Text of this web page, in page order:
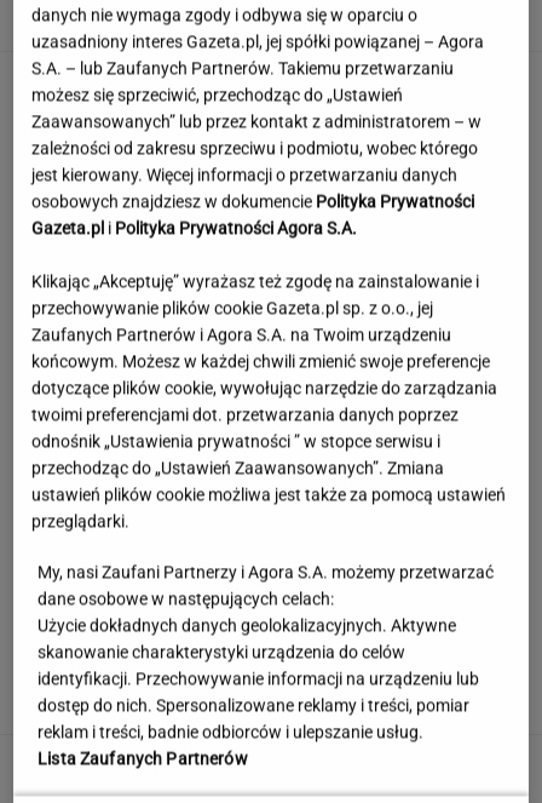
TOMASZ OKUROWSKI
Rolnik zaorał nowy asfalt za 400 tys. zł.
Wcześniej rozwalał krawężniki
Wystarczy jedno spojrzenie i już wiadomo. Po
tym poznasz turystę we Włoszech
Takiego meczu Świątek nie miała
od dawna. Sukces większy niż się wydaje
danych nie wymaga zgody i odbywa się w oparciu o
uzasadniony interes Gazeta.pl, jej spółki powiązanej – Agora
S.A. – lub Zaufanych Partnerów. Takiemu przetwarzaniu
możesz się sprzeciwić, przechodząc do „Ustawień
Zaawansowanych” lub przez kontakt z administratorem – w
zależności od zakresu sprzeciwu i podmiotu, wobec którego
jest kierowany. Więcej informacji o przetwarzaniu danych
osobowych znajdziesz w dokumencie Polityka Prywatności
Gazeta.pl i Polityka Prywatności Agora S.A.
Klikając „Akceptuję” wyrażasz też zgodę na zainstalowanie i
przechowywanie plików cookie Gazeta.pl sp. z o.o., jej
Zaufanych Partnerów i Agora S.A. na Twoim urządzeniu
końcowym. Możesz w każdej chwili zmienić swoje preferencje
dotyczące plików cookie, wywołując narzędzie do zarządzania
twoimi preferencjami dot. przetwarzania danych poprzez
odnośnik „Ustawienia prywatności ” w stopce serwisu i
przechodząc do „Ustawień Zaawansowanych”. Zmiana
ustawień plików cookie możliwa jest także za pomocą ustawień
przeglądarki.
My, nasi Zaufani Partnerzy i Agora S.A. możemy przetwarzać
dane osobowe w następujących celach:
Użycie dokładnych danych geolokalizacyjnych. Aktywne
skanowanie charakterystyki urządzenia do celów
identyfikacji. Przechowywanie informacji na urządzeniu lub
dostęp do nich. Spersonalizowane reklamy i treści, pomiar
reklam i treści, badnie odbiorców i ulepszanie usług.
Lista Zaufanych Partnerów